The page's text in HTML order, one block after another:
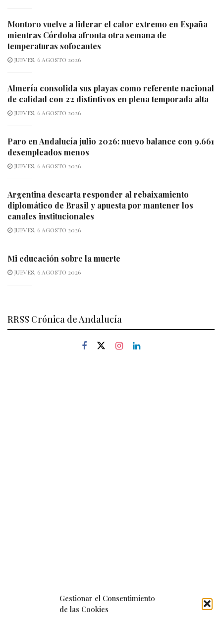
Gestionar el Consentimiento
de las Cookies
Montoro vuelve a liderar el calor extremo en España
mientras Córdoba afronta otra semana de
temperaturas sofocantes
JUEVES, 6 AGOSTO 2026
Almería consolida sus playas como referente nacional
de calidad con 22 distintivos en plena temporada alta
JUEVES, 6 AGOSTO 2026
Paro en Andalucía julio 2026: nuevo balance con 9.661
desempleados menos
JUEVES, 6 AGOSTO 2026
Argentina descarta responder al rebaixamiento
diplomático de Brasil y apuesta por mantener los
canales institucionales
JUEVES, 6 AGOSTO 2026
Mi educación sobre la muerte
JUEVES, 6 AGOSTO 2026
RRSS Crónica de Andalucía